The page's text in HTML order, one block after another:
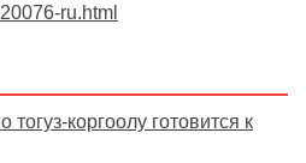
ru.html
коргоолу готовится к